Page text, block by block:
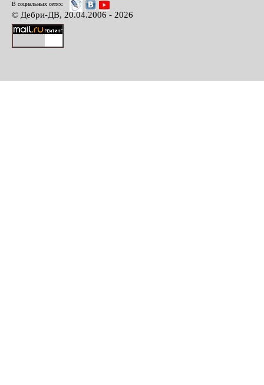
В социальных сетях:
© Дебри-ДВ, 20.04.2006 - 2026